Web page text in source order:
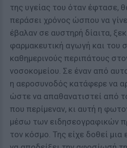
της υγείας του όταν έφτασε,
περάσει χρόνος ώσπου να
έβαλαν σε αυστηρή δίαιτα,
φαρμακευτική αγωγή και του
καθημερινούς περιπάτους
νοσοκομείου. Σε έναν από
η αεροσυνοδός κατάφερε να
ώστε να απαθανατιστεί από
που περίμεναν, κι αυτή η
μέσω των ειδησεογραφικών
τον κόσμο. Της είχε δοθεί μια